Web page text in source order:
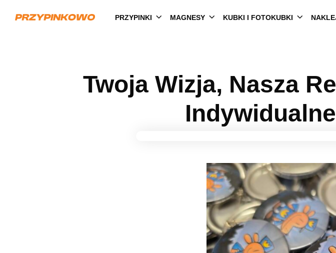
PRZYPINKI MAGNESY KUBKI I FOTOKUBKI
Twoja Wizja, Nasza